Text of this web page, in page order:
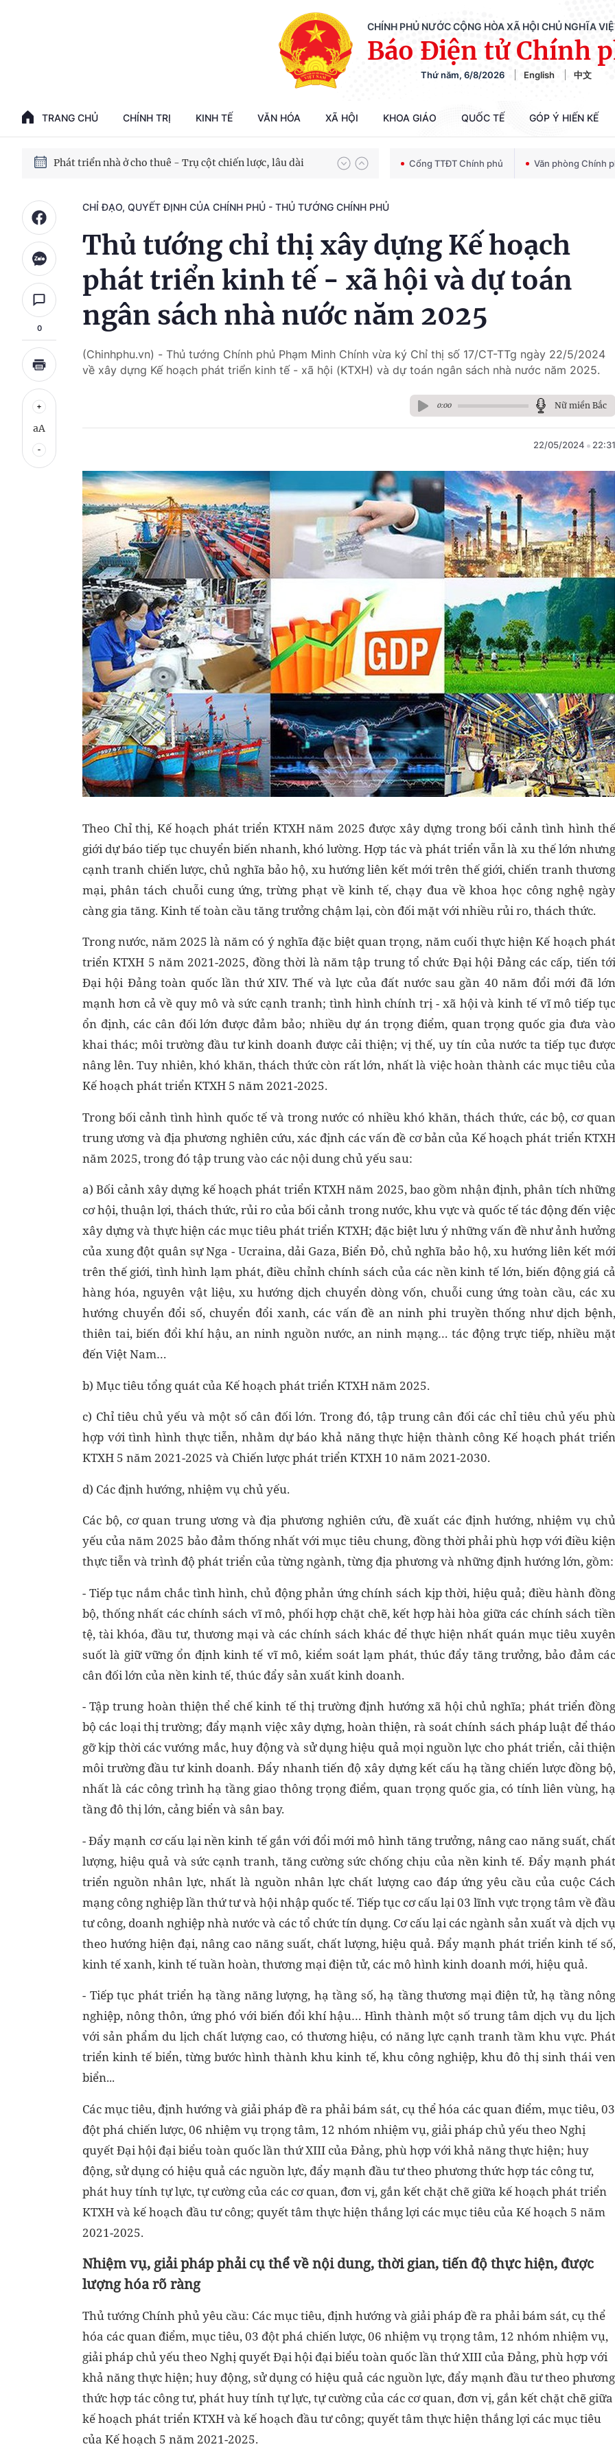
CHÍNH PHỦ NƯỚC CỘNG HÒA XÃ HỘI CHỦ NGHĨA
Báo Điện tử Chính
Thứ năm, 6/8/2026 English 中文
TRANG CHỦ CHÍNH TRỊ KINH TẾ VĂN HÓA XÃ HỘI KHOA GIÁO QUỐC TẾ GÓP Ý HIẾN KẾ
Phát triển kinh tế nhà nước trong kỷ nguyên mới
Chiến dịch 500 ngày đêm tìm kiếm, quy tập và xác định danh tính hài cốt liệt sĩ
Bảo vệ nền tảng tư tưởng của Đảng trong kỷ nguyên phát triển mới
Phát triển nhà ở cho thuê - Trụ cột chiến lược, lâu dài Cổng TTĐT Chính phủ Văn phòng Chính
0
aA
CHỈ ĐẠO, QUYẾT ĐỊNH CỦA CHÍNH PHỦ - THỦ TƯỚNG CHÍNH PHỦ
Thủ tướng chỉ thị xây dựng Kế hoạch
phát triển kinh tế - xã hội và dự toán
ngân sách nhà nước năm 2025
(Chinhphu.vn) - Thủ tướng Chính phủ Phạm Minh Chính vừa ký Chỉ thị số 17/CT-TTg ngày 22/5/2024
về xây dựng Kế hoạch phát triển kinh tế - xã hội (KTXH) và dự toán ngân sách nhà nước năm 2025.
0:00 Nữ miền Bắc
22/05/2024 22:31
Theo Chỉ thị, Kế hoạch phát triển KTXH năm 2025 được xây dựng trong bối cảnh tình hình thế
giới dự báo tiếp tục chuyển biến nhanh, khó lường. Hợp tác và phát triển vẫn là xu thế lớn nhưng
cạnh tranh chiến lược, chủ nghĩa bảo hộ, xu hướng liên kết mới trên thế giới, chiến tranh thương
mại, phân tách chuỗi cung ứng, trừng phạt về kinh tế, chạy đua về khoa học công nghệ ngày
càng gia tăng. Kinh tế toàn cầu tăng trưởng chậm lại, còn đối mặt với nhiều rủi ro, thách thức.
Trong nước, năm 2025 là năm có ý nghĩa đặc biệt quan trọng, năm cuối thực hiện Kế hoạch phát
triển KTXH 5 năm 2021-2025, đồng thời là năm tập trung tổ chức Đại hội Đảng các cấp, tiến tới
Đại hội Đảng toàn quốc lần thứ XIV. Thế và lực của đất nước sau gần 40 năm đổi mới đã lớn
mạnh hơn cả về quy mô và sức cạnh tranh; tình hình chính trị - xã hội và kinh tế vĩ mô tiếp tục
ổn định, các cân đối lớn được đảm bảo; nhiều dự án trọng điểm, quan trọng quốc gia đưa vào
khai thác; môi trường đầu tư kinh doanh được cải thiện; vị thế, uy tín của nước ta tiếp tục được
nâng lên. Tuy nhiên, khó khăn, thách thức còn rất lớn, nhất là việc hoàn thành các mục tiêu của
Kế hoạch phát triển KTXH 5 năm 2021-2025.
Trong bối cảnh tình hình quốc tế và trong nước có nhiều khó khăn, thách thức, các bộ, cơ quan
trung ương và địa phương nghiên cứu, xác định các vấn đề cơ bản của Kế hoạch phát triển KTXH
năm 2025, trong đó tập trung vào các nội dung chủ yếu sau:
a) Bối cảnh xây dựng kế hoạch phát triển KTXH năm 2025, bao gồm nhận định, phân tích những
cơ hội, thuận lợi, thách thức, rủi ro của bối cảnh trong nước, khu vực và quốc tế tác động đến việc
xây dựng và thực hiện các mục tiêu phát triển KTXH; đặc biệt lưu ý những vấn đề như ảnh hưởng
của xung đột quân sự Nga - Ucraina, dải Gaza, Biển Đỏ, chủ nghĩa bảo hộ, xu hướng liên kết mới
trên thế giới, tình hình lạm phát, điều chỉnh chính sách của các nền kinh tế lớn, biến động giá cả
hàng hóa, nguyên vật liệu, xu hướng dịch chuyển dòng vốn, chuỗi cung ứng toàn cầu, các xu
hướng chuyển đổi số, chuyển đổi xanh, các vấn đề an ninh phi truyền thống như dịch bệnh,
thiên tai, biến đổi khí hậu, an ninh nguồn nước, an ninh mạng… tác động trực tiếp, nhiều mặt
đến Việt Nam…
b) Mục tiêu tổng quát của Kế hoạch phát triển KTXH năm 2025.
c) Chỉ tiêu chủ yếu và một số cân đối lớn. Trong đó, tập trung cân đối các chỉ tiêu chủ yếu phù
hợp với tình hình thực tiễn, nhằm dự báo khả năng thực hiện thành công Kế hoạch phát triển
KTXH 5 năm 2021-2025 và Chiến lược phát triển KTXH 10 năm 2021-2030.
d) Các định hướng, nhiệm vụ chủ yếu.
Các bộ, cơ quan trung ương và địa phương nghiên cứu, đề xuất các định hướng, nhiệm vụ chủ
yếu của năm 2025 bảo đảm thống nhất với mục tiêu chung, đồng thời phải phù hợp với điều kiện
thực tiễn và trình độ phát triển của từng ngành, từng địa phương và những định hướng lớn, gồm:
- Tiếp tục nắm chắc tình hình, chủ động phản ứng chính sách kịp thời, hiệu quả; điều hành đồng
bộ, thống nhất các chính sách vĩ mô, phối hợp chặt chẽ, kết hợp hài hòa giữa các chính sách tiền
tệ, tài khóa, đầu tư, thương mại và các chính sách khác để thực hiện nhất quán mục tiêu xuyên
suốt là giữ vững ổn định kinh tế vĩ mô, kiểm soát lạm phát, thúc đẩy tăng trưởng, bảo đảm các
cân đối lớn của nền kinh tế, thúc đẩy sản xuất kinh doanh.
- Tập trung hoàn thiện thể chế kinh tế thị trường định hướng xã hội chủ nghĩa; phát triển đồng
bộ các loại thị trường; đẩy mạnh việc xây dựng, hoàn thiện, rà soát chính sách pháp luật để tháo
gỡ kịp thời các vướng mắc, huy động và sử dụng hiệu quả mọi nguồn lực cho phát triển, cải thiện
môi trường đầu tư kinh doanh.Đẩy nhanh tiến độ xây dựng kết cấu hạ tầng chiến lược đồng bộ,
nhất là các công trình hạ tầng giao thông trọng điểm, quan trọng quốc gia, có tính liên vùng, hạ
tầng đô thị lớn, cảng biển và sân bay.
- Đẩy mạnh cơ cấu lại nền kinh tế gắn với đổi mới mô hình tăng trưởng, nâng cao năng suất, chất
lượng, hiệu quả và sức cạnh tranh, tăng cường sức chống chịu của nền kinh tế. Đẩy mạnh phát
triển nguồn nhân lực, nhất là nguồn nhân lực chất lượng cao đáp ứng yêu cầu của cuộc Cách
mạng công nghiệp lần thứ tư và hội nhập quốc tế. Tiếp tục cơ cấu lại 03 lĩnh vực trọng tâm về đầu
tư công, doanh nghiệp nhà nước và các tổ chức tín dụng. Cơ cấu lại các ngành sản xuất và dịch vụ
theo hướng hiện đại, nâng cao năng suất, chất lượng, hiệu quả.Đẩy mạnh phát triển kinh tế số,
kinh tế xanh, kinh tế tuần hoàn, thương mại điện tử, các mô hình kinh doanh mới, hiệu quả.
- Tiếp tục phát triển hạ tầng năng lượng, hạ tầng số, hạ tầng thương mại điện tử, hạ tầng nông
nghiệp, nông thôn, ứng phó với biến đổi khí hậu… Hình thành một số trung tâm dịch vụ du lịch
với sản phẩm du lịch chất lượng cao, có thương hiệu, có năng lực cạnh tranh tầm khu vực. Phát
triển kinh tế biển, từng bước hình thành khu kinh tế, khu công nghiệp, khu đô thị sinh thái ven
biển...
Các mục tiêu, định hướng và giải pháp đề ra phải bám sát, cụ thể hóa các quan điểm, mục tiêu, 03
đột phá chiến lược, 06 nhiệm vụ trọng tâm, 12 nhóm nhiệm vụ, giải pháp chủ yếu theo Nghị
quyết Đại hội đại biểu toàn quốc lần thứ XIII của Đảng,phù hợp với khả năng thực hiện; huy
động, sử dụng có hiệu quả các nguồn lực, đẩy mạnh đầu tư theo phương thức hợp tác công tư,
phát huy tính tự lực, tự cường của các cơ quan, đơn vị, gắn kết chặt chẽ giữa kế hoạch phát triển
KTXH và kế hoạch đầu tư công; quyết tâm thực hiện thắng lợi các mục tiêu của Kế hoạch 5 năm
2021-2025.
Nhiệm vụ, giải pháp phải cụ thể về nội dung, thời gian, tiến độ thực hiện, được
lượng hóa rõ ràng
Thủ tướng Chính phủ yêu cầu: Các mục tiêu, định hướng và giải pháp đề ra phải bám sát, cụ thể
hóa các quan điểm, mục tiêu, 03 đột phá chiến lược, 06 nhiệm vụ trọng tâm, 12 nhóm nhiệm vụ,
giải pháp chủ yếu theo Nghị quyết Đại hội đại biểu toàn quốc lần thứ XIII của Đảng,phù hợp với
khả năng thực hiện; huy động, sử dụng có hiệu quả các nguồn lực, đẩy mạnh đầu tư theo phương
thức hợp tác công tư, phát huy tính tự lực, tự cường của các cơ quan, đơn vị, gắn kết chặt chẽ giữa
kế hoạch phát triển KTXH và kế hoạch đầu tư công; quyết tâm thực hiện thắng lợi các mục tiêu
của Kế hoạch 5 năm 2021-2025.